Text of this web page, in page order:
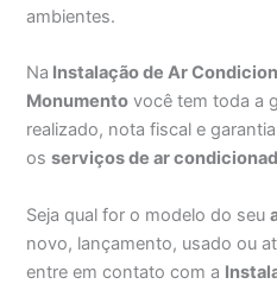
ambientes.
Na Instalação de Ar
Monumento você tem toda a
realizado, nota fiscal e
osserviços de ar
Seja qual for o modelo do seu
novo, lançamento, usado ou
entre em contato com a